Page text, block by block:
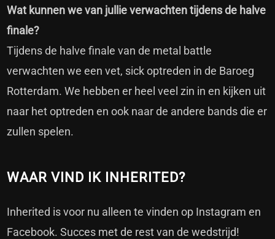
Wat kunnen we van jullie verwachten tijdens de halve
finale?
Tijdens de halve finale van de metal battle
verwachten we een vet, sick optreden in de Baroeg
Rotterdam. We hebben er heel veel zin in en kijken uit
naar het optreden en ook naar de andere bands die er
zullen spelen.
WAAR VIND IK INHERITED?
Inherited is voor nu alleen te vinden op Instagramen
Facebook. Succes met de rest van de wedstrijd!